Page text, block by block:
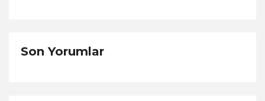
Son Yorumlar